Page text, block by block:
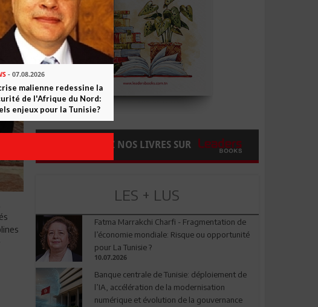
COMMANDEZ NOS LIVRES SUR
LES + LUS
Fatma Marrakchi Charfi - Fragmentation de
l’économie mondiale: Risque ou opportunité
pour La Tunisie ?
10.07.2026
Banque centrale de Tunisie: déploiement de
l’IA, accélération de la modernisation
numérique et évolution de la gouvernance
- 07.08.2026
malienne redessine la
de l'Afrique du Nord:
enjeux pour la Tunisie?